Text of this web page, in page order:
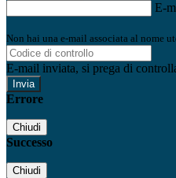
E-
Non hai una e-mail associata al nome
E-mail inviata, si prega di
Errore
Chiudi
Successo
Chiudi